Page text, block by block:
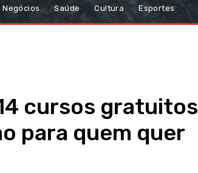
Negócios Saúde Cultura Esportes
cursos gratuitos
para quem quer